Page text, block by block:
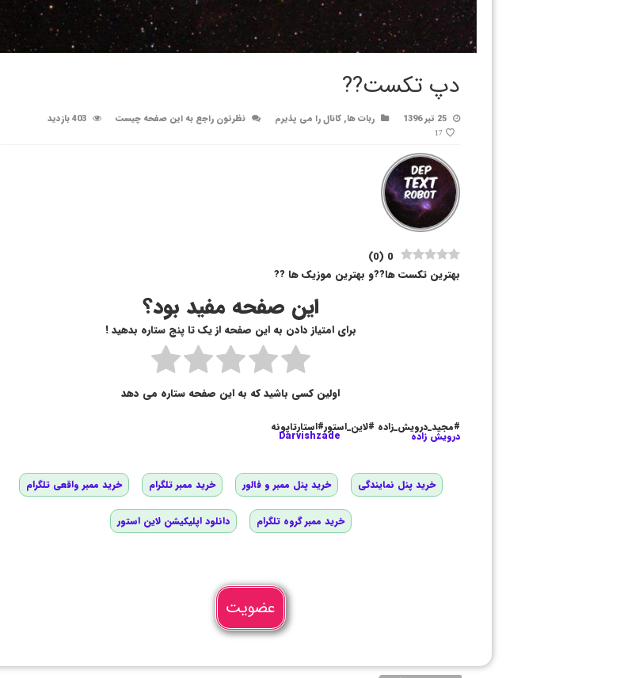
دپ تکست??
25 تیر 1396 ربات ها,کانال را می پذیرم نظرتون راجع به این صفحه چیست 403 بازدید
17
0
(
0
)
بهترین تکست ها??و بهترین موزیک ها ??
این صفحه مفید بود؟
برای امتیاز دادن به این صفحه از یک تا پنج ستاره بدهید !
اولین کسی باشید که به این صفحه ستاره می دهد
#مجید_درویش_زاده #لاین_استور#استارتاپونه
درویش زاده Darvishzade
خرید پنل نمایندگی خرید پنل ممبر و فالور خرید ممبر تلگرام خرید ممبر واقعی تلگرام
خرید ممبر گروه تلگرام دانلود اپلیکیشن لاین استور
عضویت